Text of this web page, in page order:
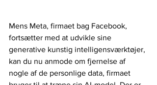
Mens Meta, firmaet bag Facebook,
fortsætter med at udvikle sine
generative kunstig intelligensværktøjer,
kan du nu anmode om fjernelse af
nogle af de personlige data, firmaet